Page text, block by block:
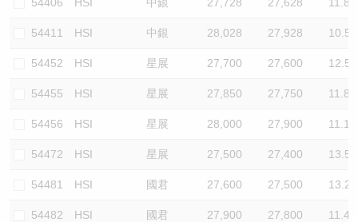
54411 HSI 中銀 28,028 27,928 10.5
54452 HSI 星展 27,700 27,600 12.5
54455 HSI 星展 27,850 27,750 11.8
54456 HSI 星展 28,000 27,900 11.1
54472 HSI 星展 27,500 27,400 13.5
54481 HSI 國君 27,600 27,500 13.2
54482 HSI 國君 27,900 27,800 11.4